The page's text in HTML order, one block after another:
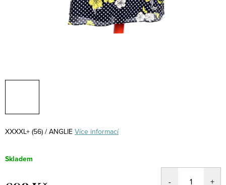
XXXXL+ (56) / ANGLIE Více informací
Skladem